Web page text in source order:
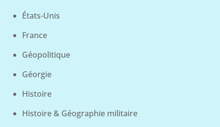
États-Unis
France
Géopolitique
Géorgie
Histoire
Histoire & Géographie militaire